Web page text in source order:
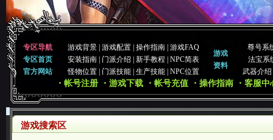
专区导航
专区首页
官方网站
游戏背景 |游戏配置 |操作指南 |游戏FAQ
安装指南
门派介绍 |新手教程 |NPC简表
怪物位置
门派技能 |生产技能 |NPC位置
游戏
资料
尊号系
法宝系
武器介绍
・帐号注册 ・游戏下载 ・帐号充值 ・操作指南 ・客服中
游戏搜索区